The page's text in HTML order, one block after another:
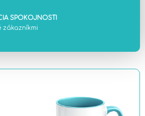
SPOKOJNOSTI
zákazníkmi